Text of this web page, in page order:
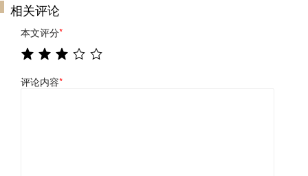
相关评论
本文评分*
评论内容*